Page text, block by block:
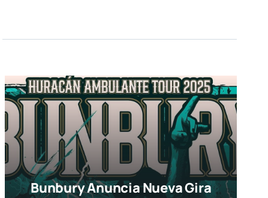
Bunbury Anuncia Nueva Gira